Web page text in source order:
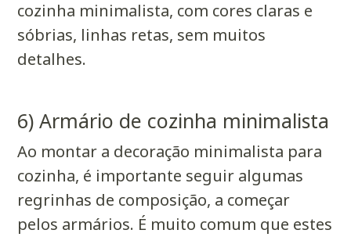
cozinha minimalista, com cores claras e
sóbrias, linhas retas, sem muitos
detalhes.
6) Armário de cozinha minimalista
Ao montar a decoração minimalista para
cozinha, é importante seguir algumas
regrinhas de composição, a começar
pelos armários. É muito comum que estes